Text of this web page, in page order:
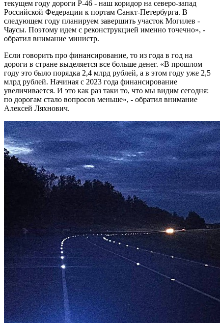
текущем году дороги Р-46 - наш коридор на северо-запад
Российской Федерации к портам Санкт-Петербурга. В
следующем году планируем завершить участок Могилев -
Чаусы. Поэтому идем с реконструкцией именно точечно», -
обратил внимание министр.
Если говорить про финансирование, то из года в год на
дороги в стране выделяется все больше денег. «В прошлом
году это было порядка 2,4 млрд рублей, а в этом году уже 2,5
млрд рублей. Начиная с 2023 года финансирование
увеличивается. И это как раз таки то, что мы видим сегодня:
по дорогам стало вопросов меньше», - обратил внимание
Алексей Ляхнович.